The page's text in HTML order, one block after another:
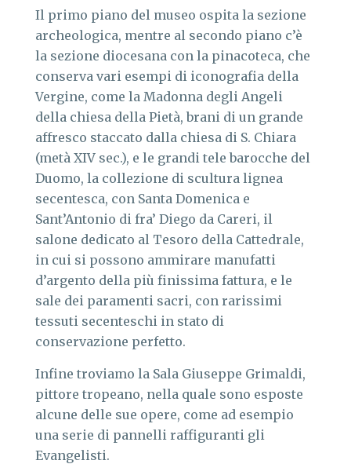
Il primo piano del museo ospita la sezione
archeologica, mentre al secondo piano c’è
la sezione diocesana con la pinacoteca, che
conserva vari esempi di iconografia della
Vergine, come la Madonna degli Angeli
della chiesa della Pietà, brani di un grande
affresco staccato dalla chiesa di S. Chiara
(metà XIV sec.), e le grandi tele barocche del
Duomo, la collezione di scultura lignea
secentesca, con Santa Domenica e
Sant’Antonio di fra’ Diego da Careri, il
salone dedicato al Tesoro della Cattedrale,
in cui si possono ammirare manufatti
d’argento della più finissima fattura, e le
sale dei paramenti sacri, con rarissimi
tessuti secenteschi in stato di
conservazione perfetto.
Infine troviamo la Sala Giuseppe Grimaldi,
pittore tropeano, nella quale sono esposte
alcune delle sue opere, come ad esempio
una serie di pannelli raffiguranti gli
Evangelisti.